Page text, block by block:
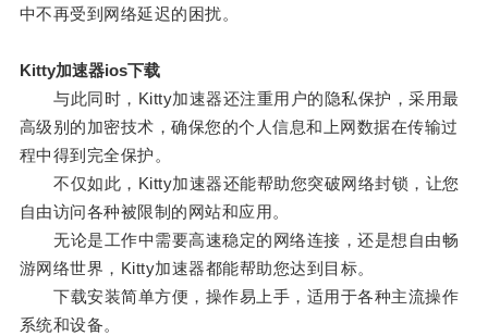
中不再受到网络延迟的困扰。
Kitty加速器ios下载
与此同时，Kitty加速器还注重用户的隐私保护，采用最
高级别的加密技术，确保您的个人信息和上网数据在传输过
程中得到完全保护。
不仅如此，Kitty加速器还能帮助您突破网络封锁，让您
自由访问各种被限制的网站和应用。
无论是工作中需要高速稳定的网络连接，还是想自由畅
游网络世界，Kitty加速器都能帮助您达到目标。
下载安装简单方便，操作易上手，适用于各种主流操作
系统和设备。